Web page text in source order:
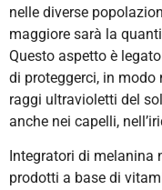
nelle diverse
maggiore sarà la
Questo aspetto è
di proteggerci, in
raggi ultravioletti del
anche nei capelli,
Integratori di melanina
prodotti a base di